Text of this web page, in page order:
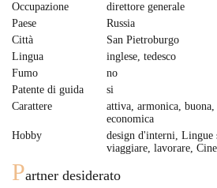
Occupazione
direttore generale
Paese
Russia
Città
San Pietroburgo
Lingua
inglese, tedesco
Fumo
no
Patente di guida
si
Carattere
attiva, armonica,
economica
Hobby
design d'interni, Lingue
viaggiare, lavorare,
Partner desiderato